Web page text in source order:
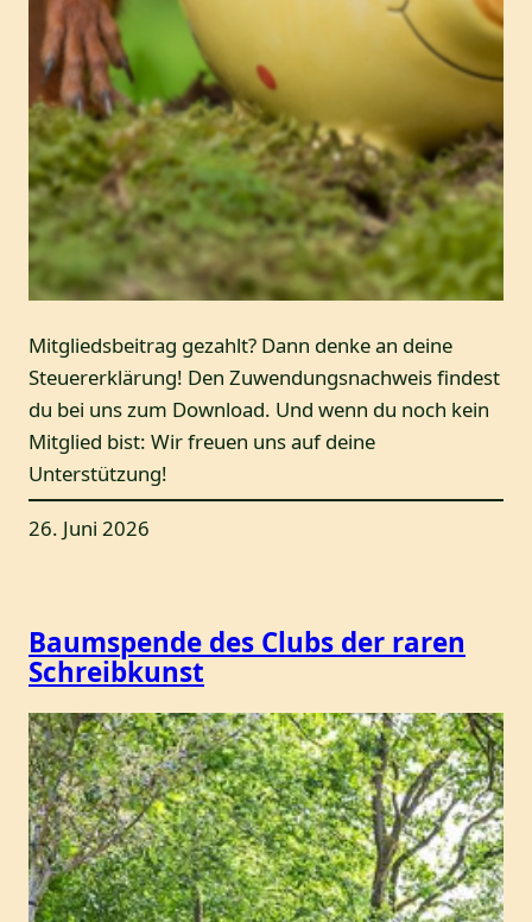
Mitgliedsbeitrag gezahlt? Dann denke an deine
Steuererklärung! Den Zuwendungsnachweis findest
du bei uns zum Download. Und wenn du noch kein
Mitglied bist: Wir freuen uns auf deine
Unterstützung!
26. Juni 2026
Baumspende des Clubs der raren
Schreibkunst